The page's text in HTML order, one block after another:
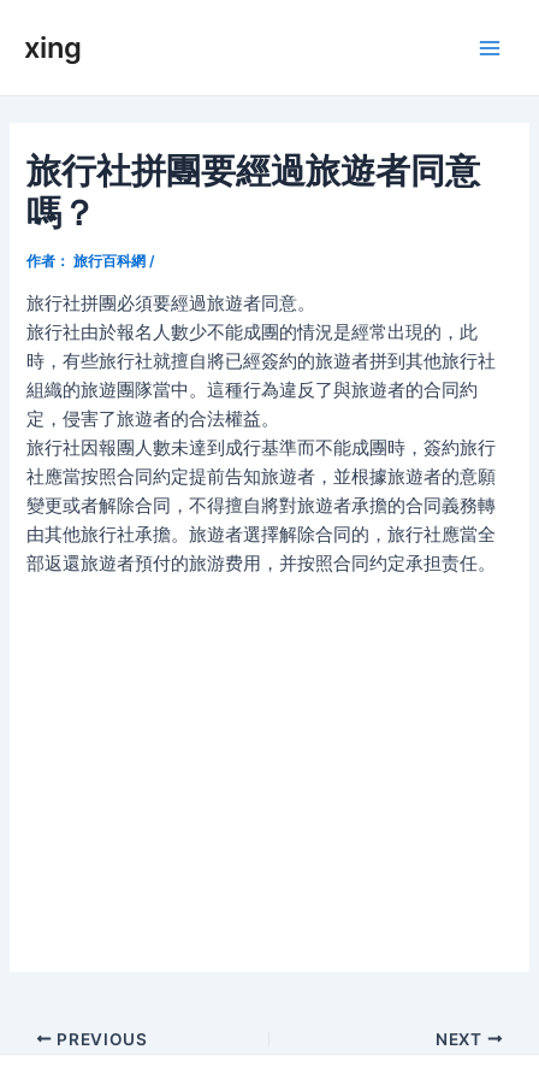
xing
旅行社拼團要經過旅遊者同意
嗎？
作者： 旅行百科網 /
旅行社拼團必須要經過旅遊者同意。
旅行社由於報名人數少不能成團的情況是經常出現的，此
時，有些旅行社就擅自將已經簽約的旅遊者拼到其他旅行社
組織的旅遊團隊當中。這種行為違反了與旅遊者的合同約
定，侵害了旅遊者的合法權益。
旅行社因報團人數未達到成行基準而不能成團時，簽約旅行
社應當按照合同約定提前告知旅遊者，並根據旅遊者的意願
變更或者解除合同，不得擅自將對旅遊者承擔的合同義務轉
由其他旅行社承擔。旅遊者選擇解除合同的，旅行社應當全
部返還旅遊者預付的旅游费用，并按照合同约定承担责任。
Post
PREVIOUS NEXT